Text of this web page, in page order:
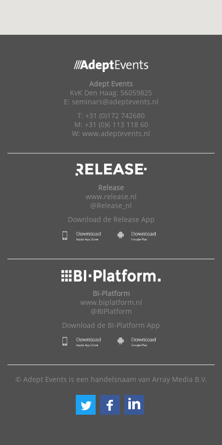
Adept Events
KvK Den Haag: 56059825
E: seminars@adeptevents.nl
T: +31 (0)172 742680
M: +31 (0)6 113 118 60
W: www.adeptevents.nl
Release
www.release.nl
@Release_nl
Download de Release App
BI-Platform
www.biplatform.nl
@BIPlatform
Download de BI-Platform App
© Adept Events is een handelsnaam van Array Media B.V.